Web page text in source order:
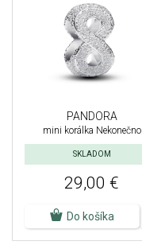
PANDORA
mini korálka Nekonečno
SKLADOM
29,00 €
Do košíka